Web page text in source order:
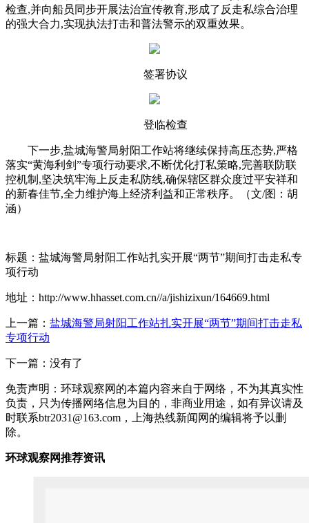
检查,并向船员同步开展法治宣传教育,形成了反走私综合治理
的强大合力,实现执法打击和普法警示的双重效果。
签署协议
登临检查
下一步,盐城海警局射阳工作站将继续保持高压态势,严格
落实“黄海利剑”专项行动要求,不断优化打私策略,完善联防联
控机制,坚决筑牢海上反走私防线,确保辖区群众度过平安祥和
的新春佳节,全力维护海上经济利益和正常秩序。（文/图：胡
涵）
标题：盐城海警局射阳工作站扎实开展“两节”期间打击走私专
项行动
地址：http://www.hhasset.com.cn//a/jishizixun/164669.html
上一篇： 盐城海警局射阳工作站扎实开展“两节”期间打击走私
专项行动
下一篇：没有了
免责声明：环球观察网的本篇内容来自于网络，不为其真实性
负责，只为传播网络信息为目的，非商业用途，如有异议请及
时联系btr2031@163.com，上海热线新闻网的编辑将予以删
除。
环球观察网推荐资讯